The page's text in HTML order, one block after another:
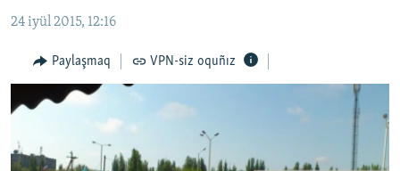
Qıdıruvğa
qaytmaq
BLOGLAR
FİKİR
24 iyül 2015, 12:16
Paylaşmaq VPN-siz oquñız